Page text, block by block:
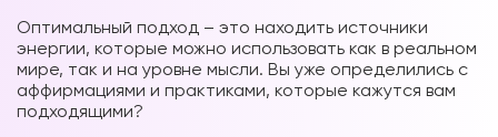
Оптимальный подход – это находить источники
энергии, которые можно использовать как в реальном
мире, так и на уровне мысли. Вы уже определились с
аффирмациями и практиками, которые кажутся вам
подходящими?